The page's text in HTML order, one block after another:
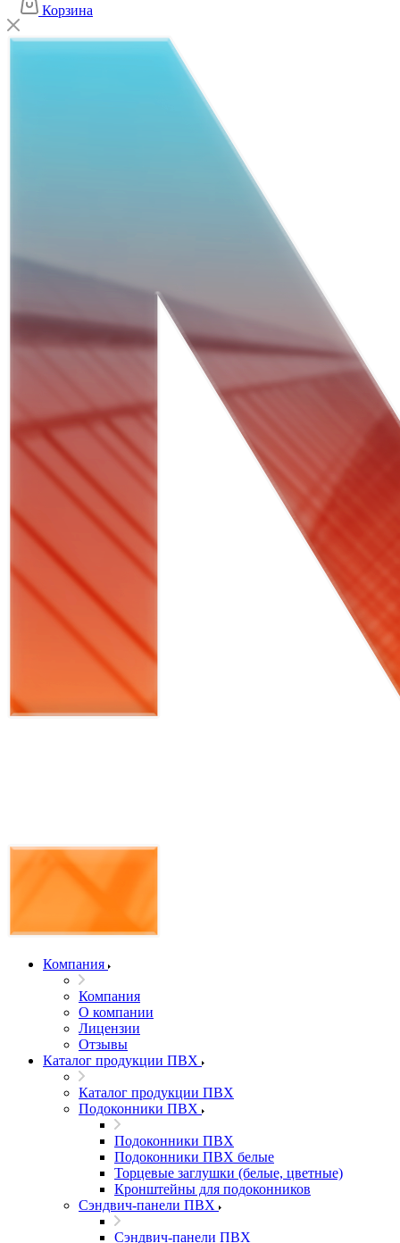
Корзина
Компания
Компания
О компании
Лицензии
Отзывы
Каталог продукции ПВХ
Каталог продукции ПВХ
Подоконники ПВХ
Подоконники ПВХ
Подоконники ПВХ белые
Торцевые заглушки (белые, цветные)
Кронштейны для подоконников
Сэндвич-панели ПВХ
Сэндвич-панели ПВХ